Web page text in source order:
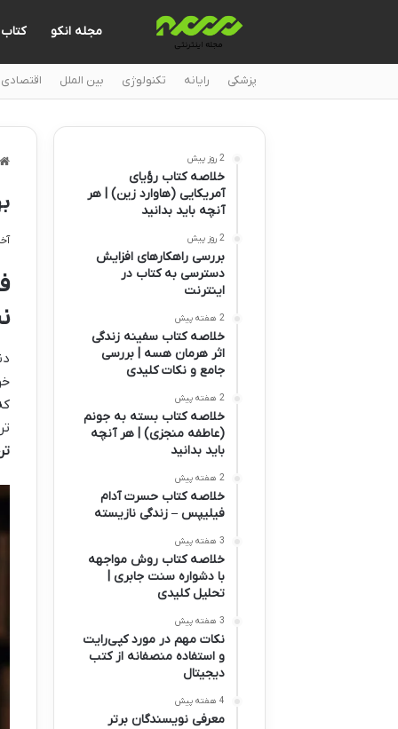
مجله انکو کتاب
پزشکی رایانه تکنولوژی بین الملل اقتصادی
2 روز پیش
خلاصه کتاب رؤیای
آمریکایی (هاوارد زین) | هر
آنچه باید بدانید
2 روز پیش
بررسی راهکارهای افزایش
دسترسی به کتاب در
اینترنت
2 هفته پیش
خلاصه کتاب سفینه زندگی
اثر هرمان هسه | بررسی
جامع و نکات کلیدی
2 هفته پیش
خلاصه کتاب بسته به جونم
(عاطفه منجزی) | هر آنچه
باید بدانید
2 هفته پیش
خلاصه کتاب حسرت آدام
فیلیپس – زندگی نازیسته
3 هفته پیش
خلاصه کتاب روش مواجهه
با دشواره سنت جابری |
تحلیل کلیدی
3 هفته پیش
نکات مهم در مورد کپی‌رایت
و استفاده منصفانه از کتب
دیجیتال
4 هفته پیش
معرفی نویسندگان برتر